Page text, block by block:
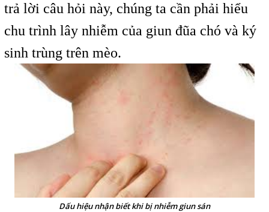
trả lời câu hỏi này, chúng ta cần phải hiểu
chu trình lây nhiễm của giun đũa chó và ký
sinh trùng trên mèo.
Dấu hiệu nhận biết khi bị nhiễm giun sán